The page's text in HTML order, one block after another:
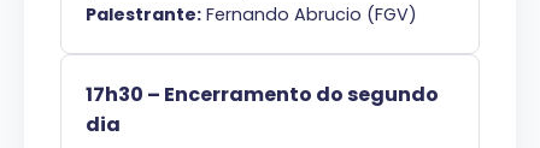
Palestrante: Fernando Abrucio (FGV)
17h30 – Encerramento do segundo
dia